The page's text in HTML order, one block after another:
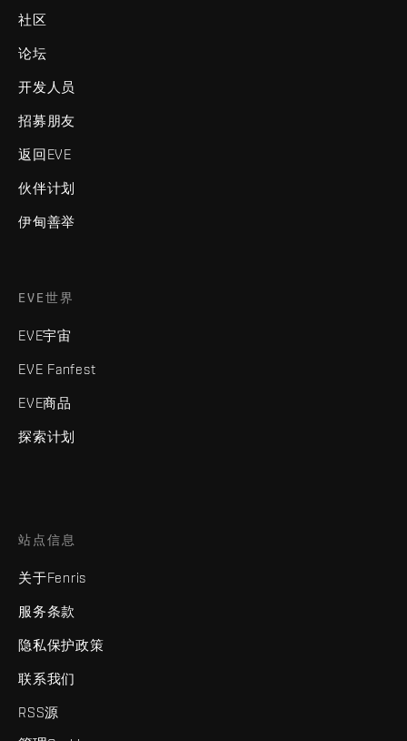
社区
论坛
开发人员
招募朋友
返回EVE
伙伴计划
伊甸善举
EVE世界
EVE宇宙
EVE Fanfest
EVE商品
探索计划
站点信息
关于Fenris
服务条款
隐私保护政策
联系我们
RSS源